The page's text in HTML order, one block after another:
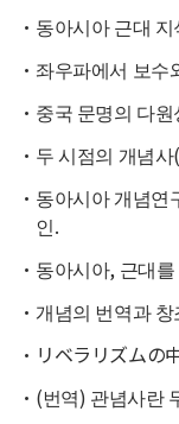
동아시아 근대
좌우파에서 보수
중국 문명의 다
두 시점의 개념
동아시아 개념연
인.
동아시아, 근대
개념의 번역과
リベラリズムの
(번역) 관념사란